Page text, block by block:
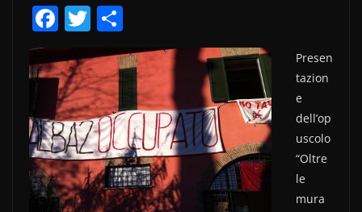
F
a
c
e
b
o
o
k
T
w
itt
er
o
n
di
vi
di
Presen
tazion
e
dell’op
uscolo
“Oltre
le
mura